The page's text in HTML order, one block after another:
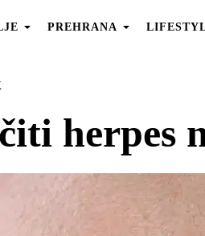
PREHRANA
herpes